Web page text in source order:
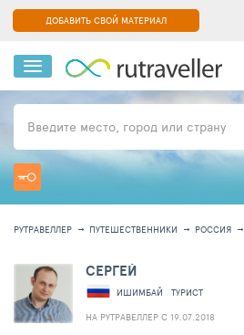
ДОБАВИТЬ СВОЙ МАТЕРИАЛ
Введите место, город или страну
РУТРАВЕЛЛЕР ПУТЕШЕСТВЕННИКИ РОССИЯ
СЕРГЕЙ
ИШИМБАЙ
ТУРИСТ
НА РУТРАВЕЛЛЕР C 19.07.2018